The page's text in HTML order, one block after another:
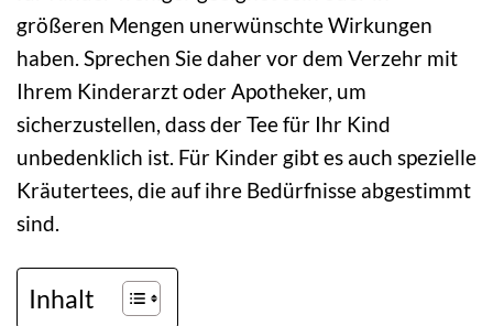
größeren Mengen unerwünschte Wirkungen
haben. Sprechen Sie daher vor dem Verzehr mit
Ihrem Kinderarzt oder Apotheker, um
sicherzustellen, dass der Tee für Ihr Kind
unbedenklich ist. Für Kinder gibt es auch spezielle
Kräutertees, die auf ihre Bedürfnisse abgestimmt
sind.
Inhalt